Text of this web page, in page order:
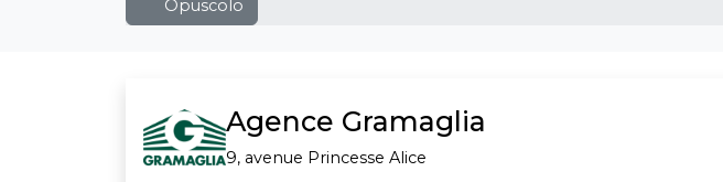
Opuscolo
Agence Gramaglia
9, avenue Princesse Alice